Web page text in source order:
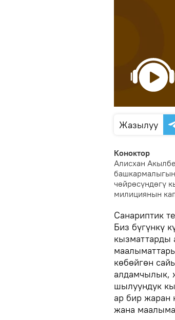
Жазылуу
Коноктор
Алисхан
чөйрөсүндөгү
милициянын
Санариптик
Биз бүгүнкү
кызматтарды
көбөйгөн
алдамчылык,
шылуундук
ар бир жаран
жана